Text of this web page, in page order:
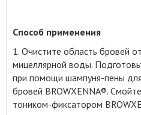
Способ применения
1. Очистите область бровей
мицеллярной воды.
при помощи шампуня-пены
бровей BROWXENNA®.
тоником-фиксатором